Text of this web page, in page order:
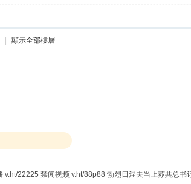
顯示全部樓層
v.ht/22225 禁闻视频 v.ht/88p88 勃烈日涅夫当上苏共总